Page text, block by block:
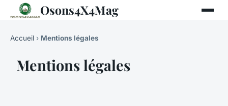
Osons4X4Mag
Accueil › Mentions légales
Mentions légales